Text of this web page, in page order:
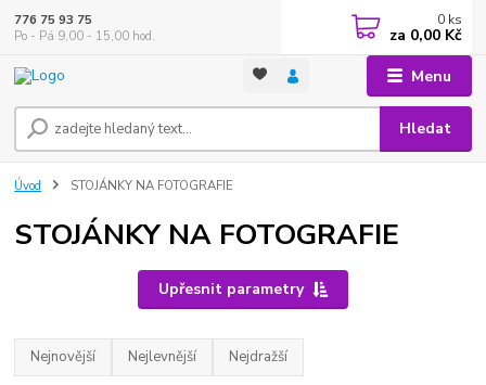
Menu
Hledat
776 75 93 75
Po - Pá 9,00 - 15,00 hod.
0 ks
za 0,00 Kč
Úvod STOJÁNKY NA FOTOGRAFIE
STOJÁNKY NA FOTOGRAFIE
Upřesnit parametry
Nejnovější Nejlevnější Nejdražší